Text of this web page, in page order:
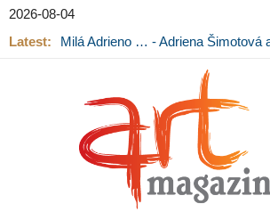
2026-08-04
Latest:
Milá Adrieno … - Adriena Šimotová